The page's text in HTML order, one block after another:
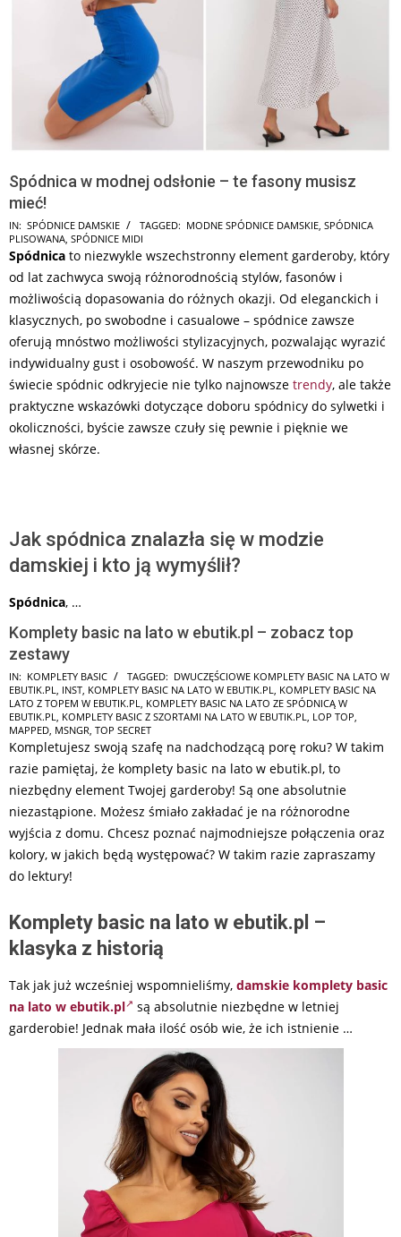
Spódnica w modnej odsłonie – te fasony musisz
mieć!
2026-
06-
19
IN: SPÓDNICE DAMSKIE TAGGED: MODNE SPÓDNICE DAMSKIE, SPÓDNICA
PLISOWANA, SPÓDNICE MIDI
Spódnica to niezwykle wszechstronny element garderoby, który
od lat zachwyca swoją różnorodnością stylów, fasonów i
możliwością dopasowania do różnych okazji. Od eleganckich i
klasycznych, po swobodne i casualowe – spódnice zawsze
oferują mnóstwo możliwości stylizacyjnych, pozwalając wyrazić
indywidualny gust i osobowość. W naszym przewodniku po
świecie spódnic odkryjecie nie tylko najnowsze trendy, ale także
praktyczne wskazówki dotyczące doboru spódnicy do sylwetki i
okoliczności, byście zawsze czuły się pewnie i pięknie we
własnej skórze.
Jak spódnica znalazła się w modzie
damskiej i kto ją wymyślił?
Spódnica, …
Komplety basic na lato w ebutik.pl – zobacz top
zestawy
2026-
06-
15
IN: KOMPLETY BASIC TAGGED: DWUCZĘŚCIOWE KOMPLETY BASIC NA LATO W
EBUTIK.PL, INST, KOMPLETY BASIC NA LATO W EBUTIK.PL, KOMPLETY BASIC NA
LATO Z TOPEM W EBUTIK.PL, KOMPLETY BASIC NA LATO ZE SPÓDNICĄ W
EBUTIK.PL, KOMPLETY BASIC Z SZORTAMI NA LATO W EBUTIK.PL, LOP TOP,
MAPPED, MSNGR, TOP SECRET
Kompletujesz swoją szafę na nadchodzącą porę roku? W takim
razie pamiętaj, że komplety basic na lato w ebutik.pl, to
niezbędny element Twojej garderoby! Są one absolutnie
niezastąpione. Możesz śmiało zakładać je na różnorodne
wyjścia z domu. Chcesz poznać najmodniejsze połączenia oraz
kolory, w jakich będą występować? W takim razie zapraszamy
do lektury!
Komplety basic na lato w ebutik.pl –
klasyka z historią
Tak jak już wcześniej wspomnieliśmy, damskie komplety basic
na lato w ebutik.pl
są absolutnie niezbędne w letniej
garderobie! Jednak mała ilość osób wie, że ich istnienie …